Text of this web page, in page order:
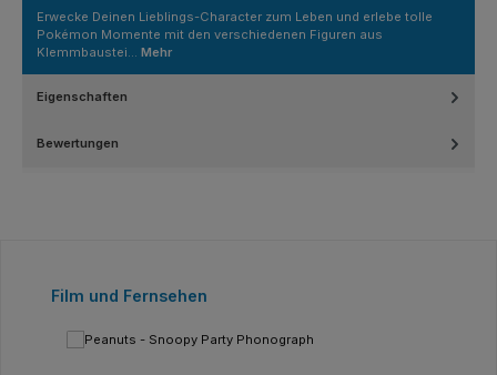
Erwecke Deinen Lieblings-Character zum Leben und erlebe tolle
Pokémon Momente mit den verschiedenen Figuren aus
Klemmbaustei… Mehr
Eigenschaften
Bewertungen
Produktgalerie überspringen
Film und Fernsehen